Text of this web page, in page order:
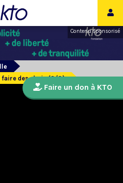
Contenu sponsorisé
faire des choix (3/3)
Faire un don à KTO